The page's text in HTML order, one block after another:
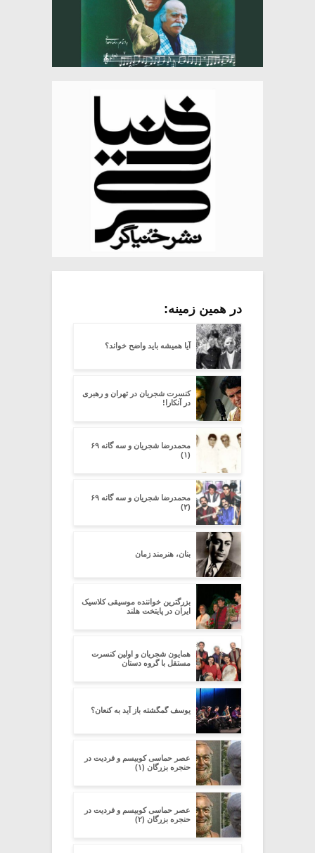
در همین زمینه:
آیا همیشه باید واضح خواند؟
کنسرت شجریان در تهران و رهبری
در آنکارا!
محمدرضا شجریان و سه گانه ۶۹
(۱)
محمدرضا شجریان و سه گانه ۶۹
(۲)
بنان، هنرمند زمان
بزرگترین خواننده موسیقی کلاسیک
ایران در پایتخت هلند
همایون شجریان و اولین کنسرت
مستقل با گروه دستان
یوسف گمگشته باز آید به کنعان؟
عصر حماسی کوبیسم و فردیت در
حنجره بزرگان (۱)
عصر حماسی کوبیسم و فردیت در
حنجره بزرگان (۲)